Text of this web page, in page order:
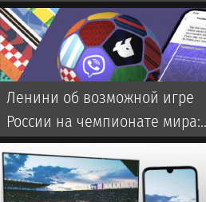
дроны бьют по Свердловской
области и Екатеринбургу 7
августа 2026
Ленини об возможной игре
России на чемпионате мира:
Они однозначно прошли бы
далеко